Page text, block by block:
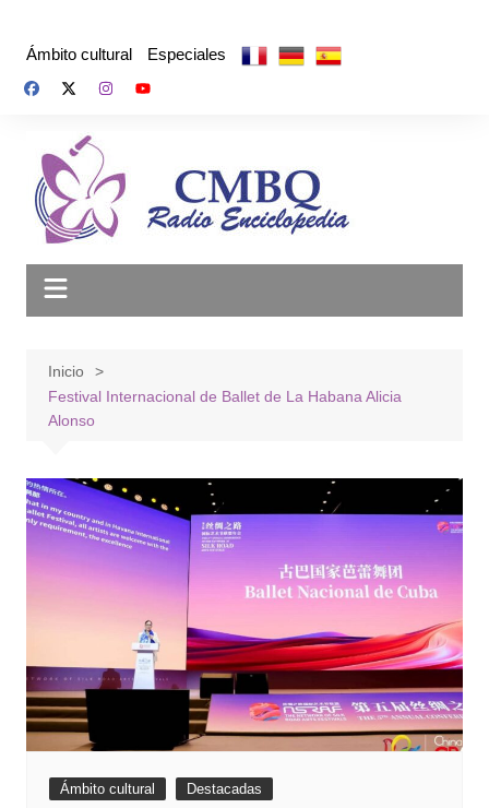
Ámbito cultural Especiales
Inicio
Festival Internacional de Ballet de La Habana Alicia
Alonso
Ámbito cultural Destacadas